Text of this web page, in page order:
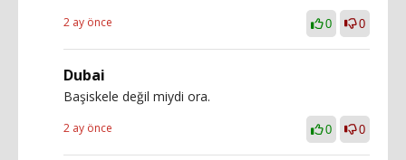
2 ay önce 0 0
Dubai
Başiskele değil miydi ora.
2 ay önce 0 0